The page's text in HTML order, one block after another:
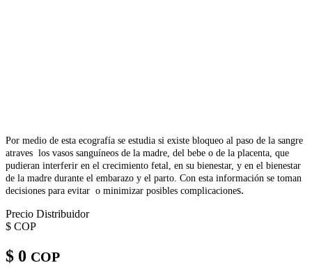
Por medio de esta ecografía se estudia si existe bloqueo al paso de la sangre
atraves los vasos sanguíneos de la madre, del bebe o de la placenta, que
pudieran interferir en el crecimiento fetal, en su bienestar, y en el bienestar
de la madre durante el embarazo y el parto. Con esta información se toman
decisiones para evitar o minimizar posibles complicaciones.
Precio Distribuidor
$ COP
$ 0 COP